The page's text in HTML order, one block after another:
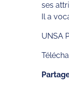
ses
Il a
UNSA